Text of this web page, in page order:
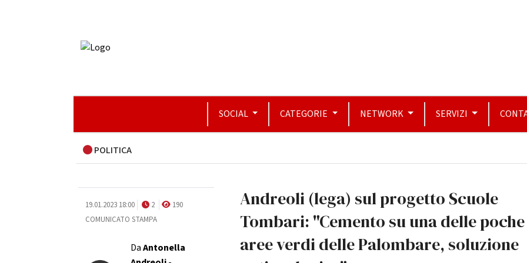
SOCIAL CATEGORIE NETWORK SERVIZI
POLITICA
19.01.2023 18:00 2
190
COMUNICATO STAMPA
DaAntonella
Andreoli (lega) sul progetto Scuole
Tombari: "Cemento su una delle poche
aree verdi delle Palombare, soluzione